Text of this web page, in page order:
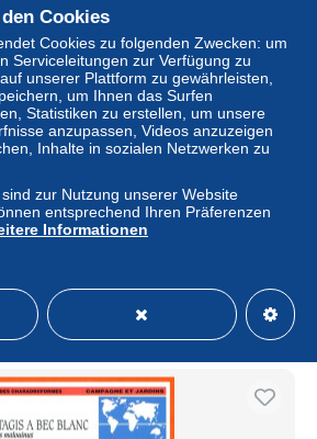
Animaux Animal Oiseaux du monde
Fiche illustrée documentée
Privatperson
Cookies
Cookies zu folgenden Zwecken: um
Serviceleitungen zur Verfügung zu
unserer Plattform zu gewährleisten,
um Ihnen das Surfen
Statistiken zu erstellen, um unsere
anzupassen, Videos anzuzeigen
Inhalte in sozialen Netzwerken zu
zur Nutzung unserer Website
entsprechend Ihren Präferenzen
Informationen